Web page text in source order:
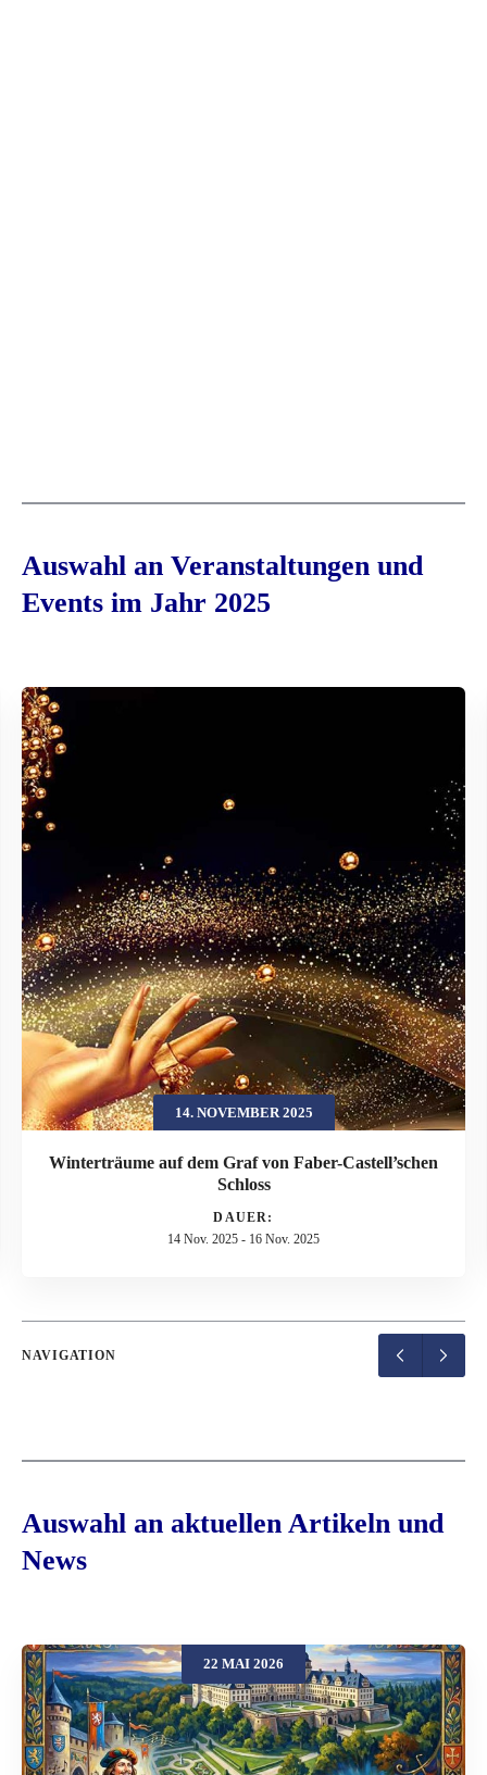
Auswahl an Veranstaltungen und
Events im Jahr 2025
14. NOVEMBER 2025
Winterträume auf dem Graf von Faber-Castell’schen
Schloss
DAUER:
14 Nov. 2025 - 16 Nov. 2025
NAVIGATION
Auswahl an aktuellen Artikeln und
News
22 MAI 2026